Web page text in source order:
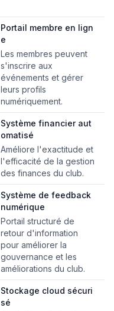
Portail membre en lign
e
Les membres peuvent
s'inscrire aux
événements et gérer
leurs profils
numériquement.
Système financier aut
omatisé
Améliore l'exactitude et
l'efficacité de la gestion
des finances du club.
Système de feedback
numérique
Portail structuré de
retour d'information
pour améliorer la
gouvernance et les
améliorations du club.
Stockage cloud sécuri
sé